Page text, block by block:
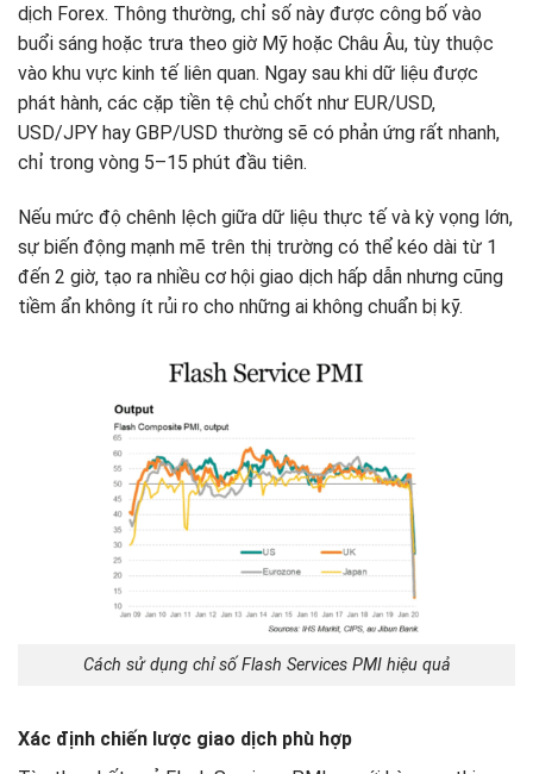
dịch Forex. Thông thường, chỉ số này được công bố vào
buổi sáng hoặc trưa theo giờ Mỹ hoặc Châu Âu, tùy thuộc
vào khu vực kinh tế liên quan. Ngay sau khi dữ liệu được
phát hành, các cặp tiền tệ chủ chốt như EUR/USD,
USD/JPY hay GBP/USD thường sẽ có phản ứng rất nhanh,
chỉ trong vòng 5–15 phút đầu tiên.
Nếu mức độ chênh lệch giữa dữ liệu thực tế và kỳ vọng lớn,
sự biến động mạnh mẽ trên thị trường có thể kéo dài từ 1
đến 2 giờ, tạo ra nhiều cơ hội giao dịch hấp dẫn nhưng cũng
tiềm ẩn không ít rủi ro cho những ai không chuẩn bị kỹ.
Cách sử dụng chỉ số Flash Services PMI hiệu quả
Xác định chiến lược giao dịch phù hợp